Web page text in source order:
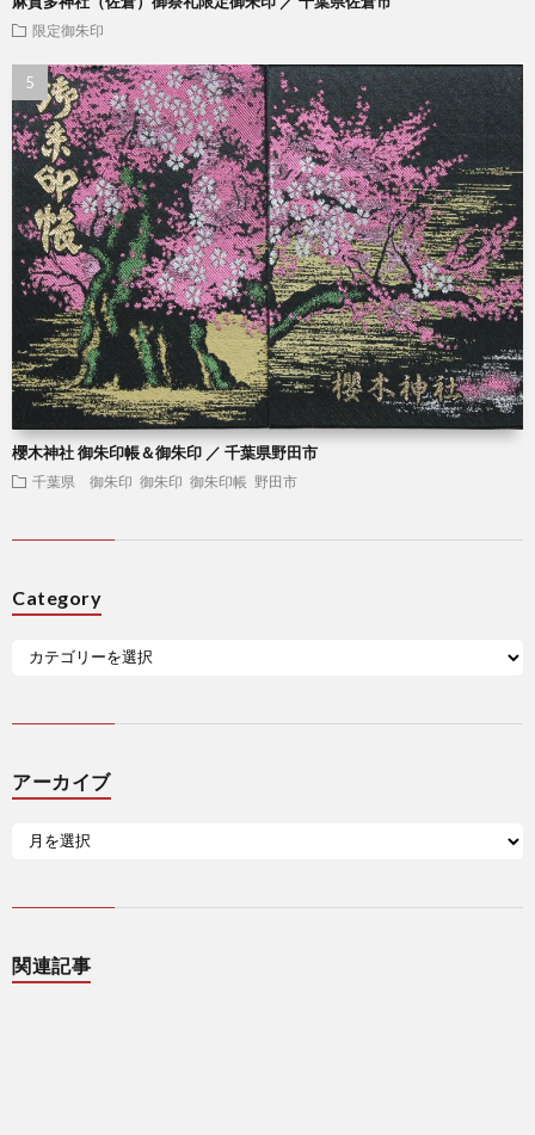
限定御朱印
櫻木神社 御朱印帳＆御朱印 ／ 千葉県野田市
千葉県 御朱印 御朱印 御朱印帳 野田市
Category
アーカイブ
関連記事